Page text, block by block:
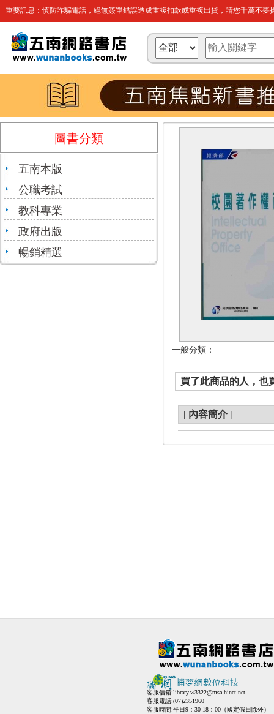
重要訊息：慎防詐騙電話，絕無簽單錯誤造成重複扣款或重複出貨，請您千萬不要
圖書分類
五南本版
公職考試
教科專業
政府出版
暢銷精選
一般分類：
買了此商品的人，也
| 內容簡介 |
客服信箱:library.w3322@msa.hinet.net
客服電話:(07)2351960
客服時間:平日9：30-18：00（國定假日除外）